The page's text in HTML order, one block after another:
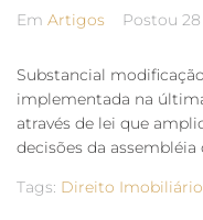
Em Artigos Postou
Substancial
implementada na
através de lei que
decisões da assembléia
Tags: Direito Imobiliário